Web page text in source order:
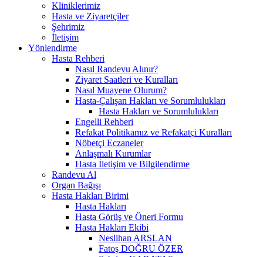
Kliniklerimiz
Hasta ve Ziyaretçiler
Şehrimiz
İletişim
Yönlendirme
Hasta Rehberi
Nasıl Randevu Alınır?
Ziyaret Saatleri ve Kuralları
Nasıl Muayene Olurum?
Hasta-Çalışan Hakları ve Sorumlulukları
Hasta Hakları ve Sorumlulukları
Engelli Rehberi
Refakat Politikamız ve Refakatçi Kuralları
Nöbetçi Eczaneler
Anlaşmalı Kurumlar
Hasta İletişim ve Bilgilendirme
Randevu Al
Organ Bağışı
Hasta Hakları Birimi
Hasta Hakları
Hasta Görüş ve Öneri Formu
Hasta Hakları Ekibi
Neslihan ARSLAN
Fatoş DOĞRU ÖZER